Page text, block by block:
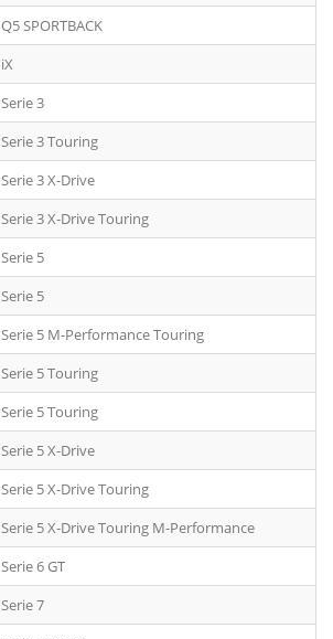
Q5 SPORTBACK
iX
Serie 3
Serie 3 Touring
Serie 3 X-Drive
Serie 3 X-Drive Touring
Serie 5
Serie 5
Serie 5 M-Performance Touring
Serie 5 Touring
Serie 5 Touring
Serie 5 X-Drive
Serie 5 X-Drive Touring
Serie 5 X-Drive Touring M-Performance
Serie 6 GT
Serie 7